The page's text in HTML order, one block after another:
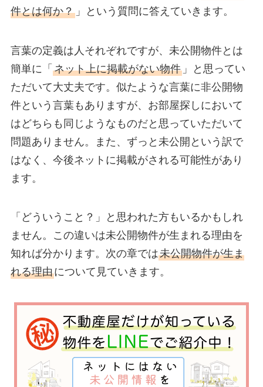
件とは何か？」という質問に答えていきます。
言葉の定義は人それぞれですが、未公開物件とは
簡単に「 ネット上に掲載がない物件」と思ってい
ただいて大丈夫です。似たような言葉に非公開物
件という言葉もありますが、お部屋探しにおいて
はどちらも同じようなものだと思っていただいて
問題ありません。また、ずっと未公開という訳で
はなく、今後ネットに掲載がされる可能性があり
ます。
「どういうこと？」と思われた方もいるかもしれ
ません。この違いは未公開物件が生まれる理由を
知れば分かります。次の章では未公開物件が生ま
れる理由について見ていきます。